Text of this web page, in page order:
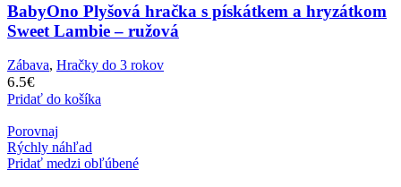
BabyOno Plyšová hračka s pískátkem a hryzátkom
Sweet Lambie – ružová
Zábava, Hračky do 3 rokov
6.5€
Pridať do košíka
Porovnaj
Rýchly náhľad
Pridať medzi obľúbené